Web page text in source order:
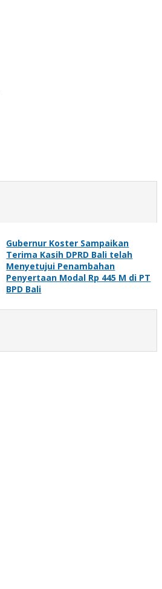
Gubernur Koster Sampaikan
Terima Kasih DPRD Bali telah
Menyetujui Penambahan
Penyertaan Modal Rp 445 M di PT
BPD Bali